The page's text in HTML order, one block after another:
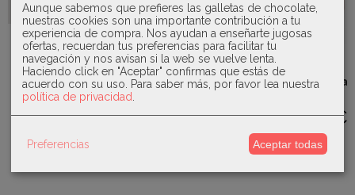
Sardon -
Conjunto
punto de
polaina...
53,00 €
Sardón -
Pijama
Familia
Patito 300
23,00 €
Mac Ilusión-
Toquilla
volante-...
45,00 €
punto para
31,00 €
Aunque sabemos que prefieres las galletas de chocolate,
nuestras cookies son una importante contribución a tu
experiencia de compra. Nos ayudan a enseñarte jugosas
ofertas, recuerdan tus preferencias para facilitar tu
navegación y nos avisan si la web se vuelve lenta.
Haciendo click en "Aceptar" confirmas que estás de
acuerdo con su uso.
Para saber más, por favor lea nuestra
política de privacidad
Preferencias Aceptar todas